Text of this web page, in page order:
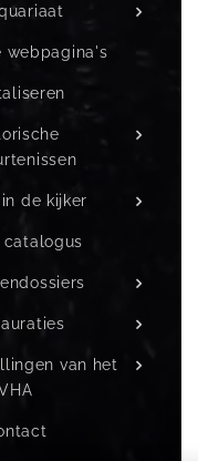
webpagina's
de kijker
catalogus
van het